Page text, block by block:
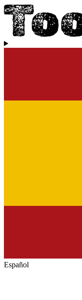
Español